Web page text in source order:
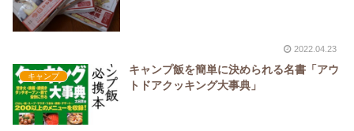
2022.04.23
キャンプ
キャンプ飯を簡単に決められる名書「アウ
トドアクッキング大事典」